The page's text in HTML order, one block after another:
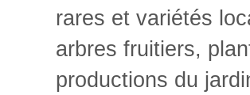
rares et variétés
arbres fruitiers,
productions du